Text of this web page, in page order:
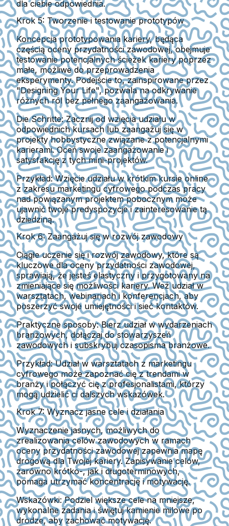
dla ciebie odpowiednia.
Krok 5: Tworzenie i testowanie prototypów
Koncepcja prototypowania kariery, będąca
częścią oceny przydatności zawodowej, obejmuje
testowanie potencjalnych ścieżek kariery poprzez
małe, możliwe do przeprowadzenia
eksperymenty. Podejście to, zainspirowane przez
"Designing Your Life", pozwala na odkrywanie
różnych ról bez pełnego zaangażowania.
Die Schritte: Zacznij od wzięcia udziału w
odpowiednich kursach lub zaangażuj się w
projekty hobbystyczne związane z potencjalnymi
karierami. Oceń swoje zaangażowanie i
satysfakcję z tych mini-projektów.
Przykład:Wzięcie udziału w krótkim kursie online
z zakresu marketingu cyfrowego podczas pracy
nad powiązanym projektem pobocznym może
ujawnić twoje predyspozycje i zainteresowanie tą
dziedziną.
Krok 6: Zaangażuj się w rozwój zawodowy
Ciągłe uczenie się i rozwój zawodowy, które są
kluczowe dla oceny przydatności zawodowej,
sprawiają, że jesteś elastyczny i przygotowany na
zmieniające się możliwości kariery. Weź udział w
warsztatach, webinariach i konferencjach, aby
poszerzyć swoje umiejętności i sieć kontaktów.
Praktyczne sposoby: Bierz udział w wydarzeniach
branżowych, dołączaj do stowarzyszeń
zawodowych i subskrybuj czasopisma branżowe.
Przykład:Udział w warsztatach z marketingu
cyfrowego może zapoznać cię z trendami w
branży i połączyć cię z profesjonalistami, którzy
mogą udzielić ci dalszych wskazówek.
Krok 7: Wyznacz jasne cele i działania
Wyznaczenie jasnych, możliwych do
zrealizowania celów zawodowych w ramach
oceny przydatności zawodowej zapewnia mapę
drogową dla Twojej kariery. Zapisywanie celów,
zarówno krótko-, jak i długoterminowych,
pomaga utrzymać koncentrację i motywację.
Wskazówki:Podziel większe cele na mniejsze,
wykonalne zadania i świętuj kamienie milowe po
drodze, aby zachować motywację.